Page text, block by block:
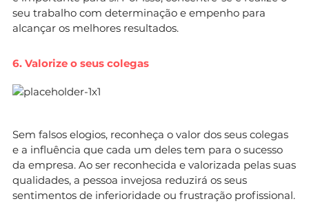
seu trabalho com determinação e empenho para
alcançar os melhores resultados.
6. Valorize o seus colegas
Sem falsos elogios, reconheça o valor dos seus colegas
e a influência que cada um deles tem para o sucesso
da empresa. Ao ser reconhecida e valorizada pelas suas
qualidades, a pessoa invejosa reduzirá os seus
sentimentos de inferioridade ou frustração profissional.